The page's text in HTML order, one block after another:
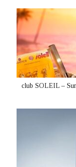
club SOLEIL –